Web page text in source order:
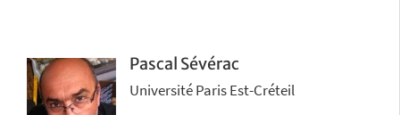
Pascal Sévérac
Université Paris Est-Créteil